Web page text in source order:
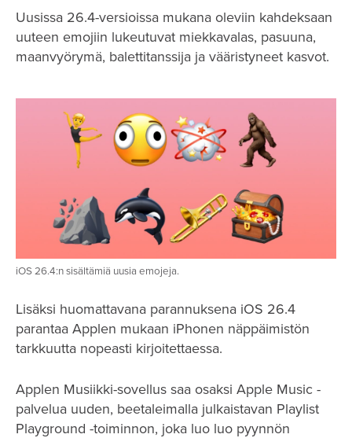
Uusissa 26.4-versioissa mukana oleviin kahdeksaan
uuteen emojiin lukeutuvat miekkavalas, pasuuna,
maanvyörymä, balettitanssija ja vääristyneet kasvot.
iOS 26.4:n sisältämiä uusia emojeja.
Lisäksi huomattavana parannuksena iOS 26.4
parantaa Applen mukaan iPhonen näppäimistön
tarkkuutta nopeasti kirjoitettaessa.
Applen Musiikki-sovellus saa osaksi Apple Music -
palvelua uuden, beetaleimalla julkaistavan Playlist
Playground -toiminnon, joka luo luo pyynnön